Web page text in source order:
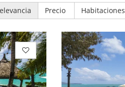
Precio Habitaciones